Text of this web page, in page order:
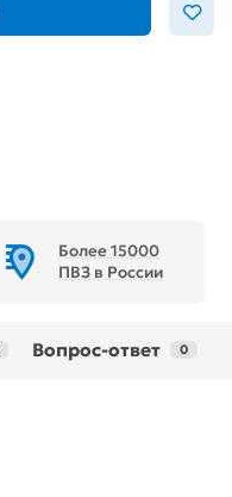
Более 15000
ПВЗ в России
Вопрос-ответ 0